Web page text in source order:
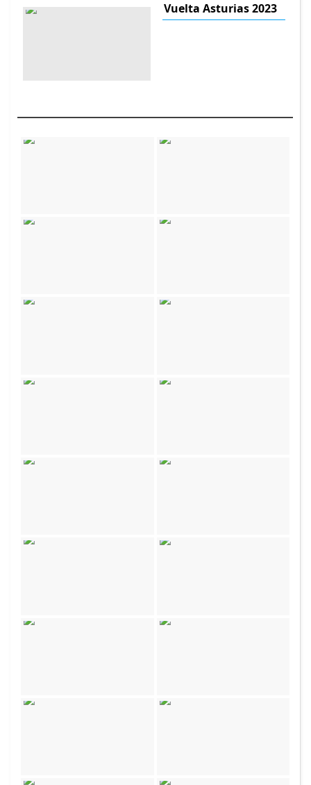
Vuelta Asturias 2023